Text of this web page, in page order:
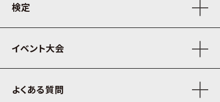
検定
イベント大会
よくある質問